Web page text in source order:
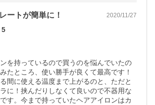
ートが簡単に！ 2020/11/27
5
を持っているので買うのを悩んでいたの
たところ、使い勝手が良くて最高です！
間に使える温度まで上がるのと、ただと
に！挟んだりしなくて良いので不器用な
す。今まで持っていたヘアアイロンはカ